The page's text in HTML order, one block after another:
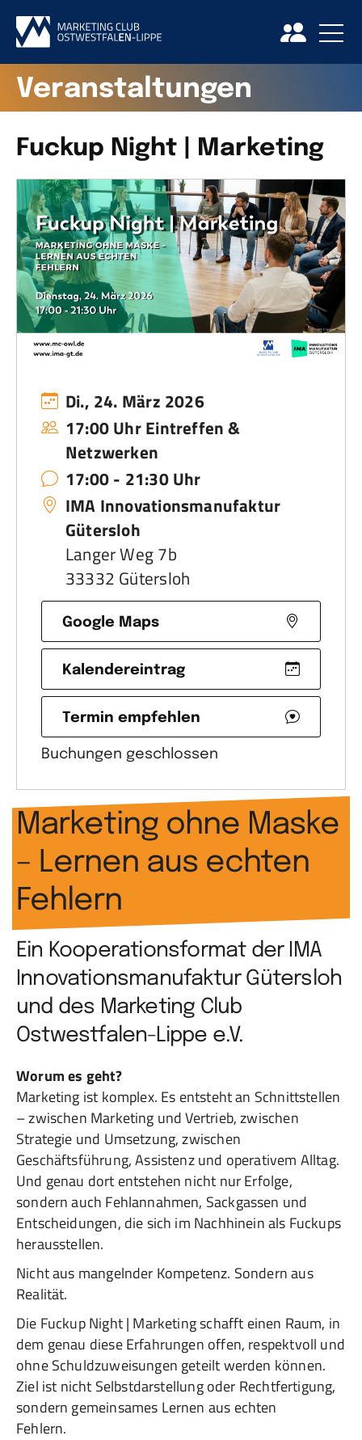
Veranstaltungen
Fuckup Night | Marketing
Di., 24. März 2026
17:00 Uhr Eintreffen &
Netzwerken
17:00 - 21:30 Uhr
IMA Innovationsmanufaktur
Gütersloh
Langer Weg 7b
33332 Gütersloh
Google Maps
Kalendereintrag
Termin empfehlen
Buchungen geschlossen
Marketing ohne Maske
– Lernen aus echten
Fehlern
Ein Kooperationsformat der IMA
Innovationsmanufaktur Gütersloh
und des Marketing Club
Ostwestfalen-Lippe e.V.
Worum es geht?
Marketing ist komplex. Es entsteht an Schnittstellen
– zwischen Marketing und Vertrieb, zwischen
Strategie und Umsetzung, zwischen
Geschäftsführung, Assistenz und operativem Alltag.
Und genau dort entstehen nicht nur Erfolge,
sondern auch Fehlannahmen, Sackgassen und
Entscheidungen, die sich im Nachhinein als Fuckups
herausstellen.
Nicht aus mangelnder Kompetenz. Sondern aus
Realität.
Die Fuckup Night | Marketing schafft einen Raum, in
dem genau diese Erfahrungen offen, respektvoll und
ohne Schuldzuweisungen geteilt werden können.
Ziel ist nicht Selbstdarstellung oder Rechtfertigung,
sondern gemeinsames Lernen aus echten
Fehlern.